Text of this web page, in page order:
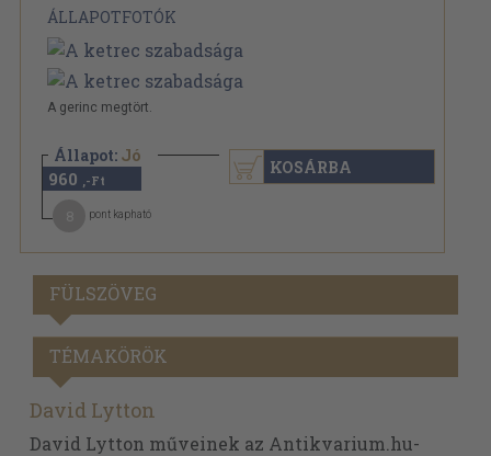
ÁLLAPOTFOTÓK
A gerinc megtört.
Állapot: Jó
960 ,-Ft
pont kapható
KOSÁRBA
FÜLSZÖVEG
TÉMAKÖRÖK
David Lytton
David Lytton műveinek az Antikvarium.hu-